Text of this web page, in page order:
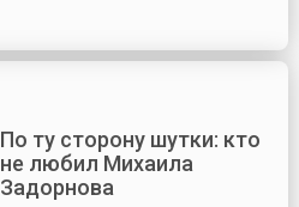
По ту сторону шутки: кто
не любил Михаила
Задорнова